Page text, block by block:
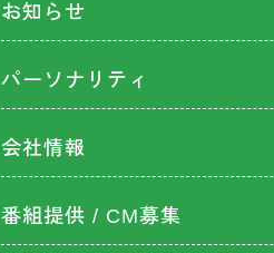
お知らせ
パーソナリティ
会社情報
番組提供 / CM募集